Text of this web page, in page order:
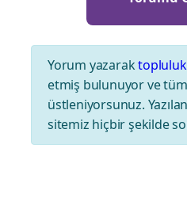
Yorum yazaraktopluluk
etmiş bulunuyor ve
üstleniyorsunuz.
sitemiz hiçbir şekilde